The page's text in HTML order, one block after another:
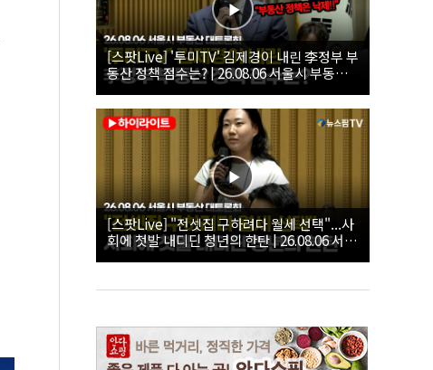
[스팟Live] '투미TV' 김제경이 내린 李정부 부
동산 정책 점수는? | 26.08.06 서울시 부동산
대토론회
[스팟Live] "전셋집 구하려다 월세 선택"...사
회에 첫발 내디딘 청년의 한탄 | 26.08.06 서울
시 부동산 대토론회